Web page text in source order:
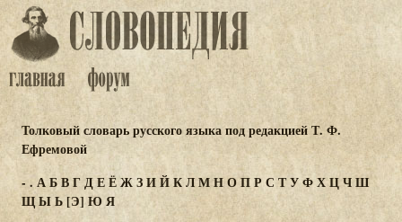
Толковый словарь русского языка под редакцией Т. Ф.
Ефремовой
- . АБВГДЕЁЖЗИЙКЛМНОПР С ТУФХЦЧШ
ЩЫЬ[Э] ЮЯ